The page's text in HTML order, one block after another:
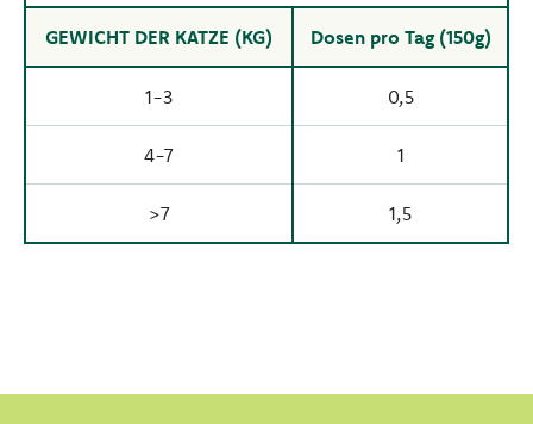
GEWICHT DER KATZE (KG) Dosen pro Tag (150g)
1-3 0,5
4-7 1
>7 1,5